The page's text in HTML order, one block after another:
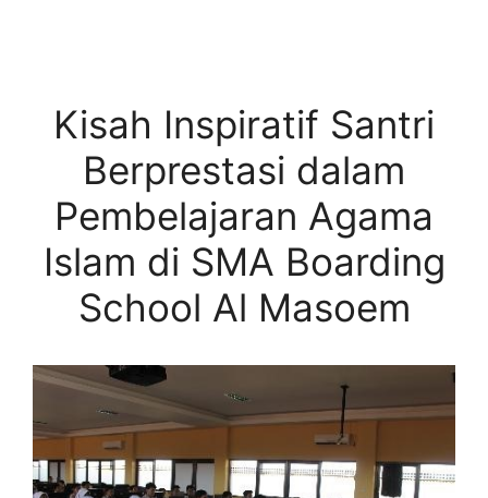
Kisah Inspiratif Santri
Berprestasi dalam
Pembelajaran Agama
Islam di SMA Boarding
School Al Masoem